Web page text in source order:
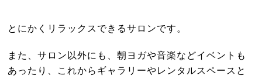
とにかくリラックスできるサロンです。
また、サロン以外にも、朝ヨガや音楽などイベントも
あったり、これからギャラリーやレンタルスペースと